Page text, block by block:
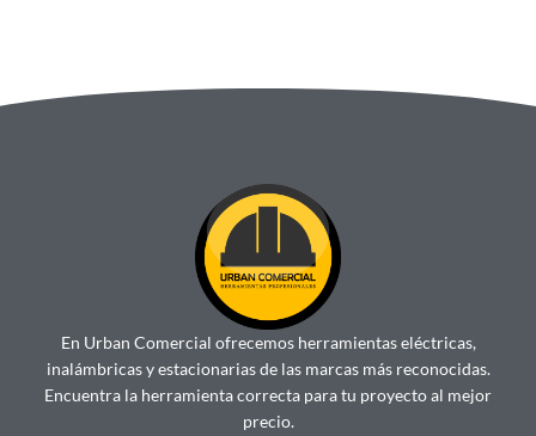
En Urban Comercial ofrecemos herramientas eléctricas,
inalámbricas y estacionarias de las marcas más reconocidas.
Encuentra la herramienta correcta para tu proyecto al mejor
precio.